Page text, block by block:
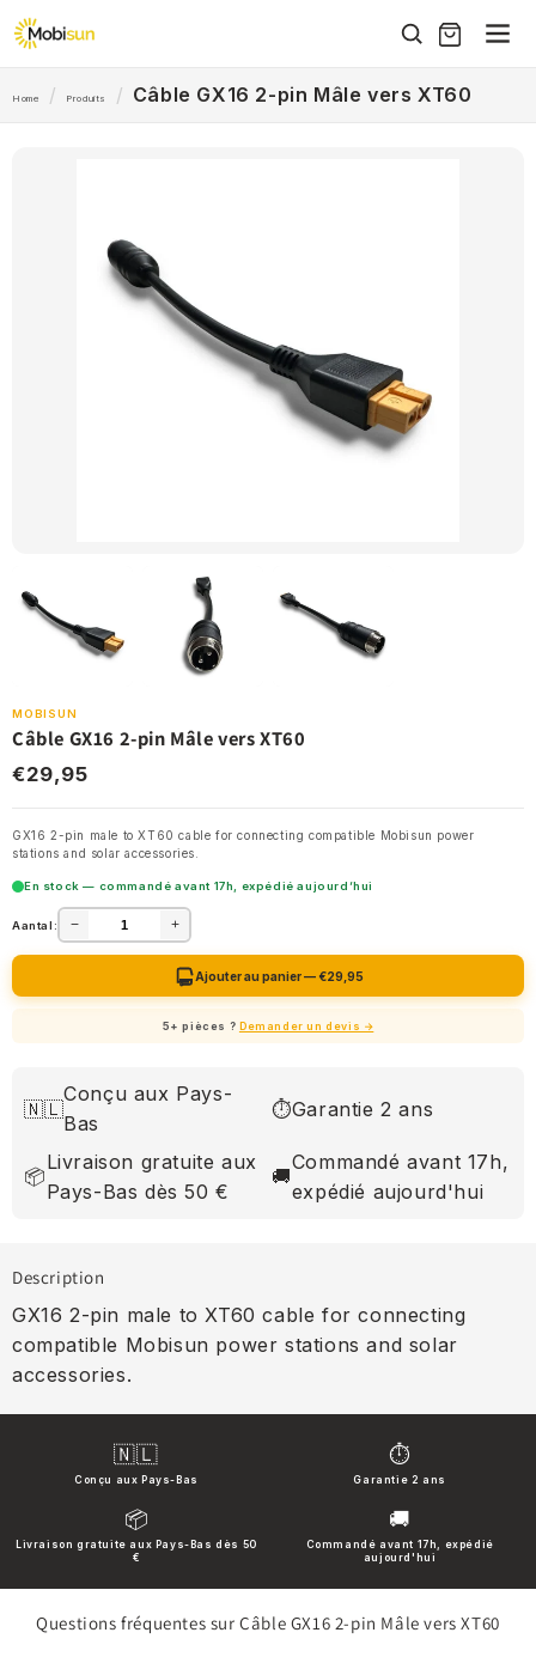
passer
au
Home / Produits / Câble GX16 2-pin Mâle vers XT60
MOBISUN
Câble GX16 2-pin Mâle vers XT60
€29,95
GX16 2-pin male to XT60 cable for connecting compatible Mobisun power
stations and solar accessories.
En stock — commandé avant 17h, expédié aujourd’hui
Aantal: − +
Ajouter au panier — €29,95
5+ pièces ? Demander un devis →
🇳🇱
Conçu aux Pays-
Bas
⏱Garantie 2 ans
📦
Livraison gratuite aux
Pays-Bas dès 50 €
🚚
Commandé avant 17h,
expédié aujourd'hui
Description
GX16 2-pin male to XT60 cable for connecting
compatible Mobisun power stations and solar
accessories.
🇳🇱
Conçu aux Pays-Bas
⏱
Garantie 2 ans
📦
Livraison gratuite aux Pays-Bas dès 50
€
🚚
Commandé avant 17h, expédié
aujourd'hui
Questions fréquentes sur Câble GX16 2-pin Mâle vers XT60